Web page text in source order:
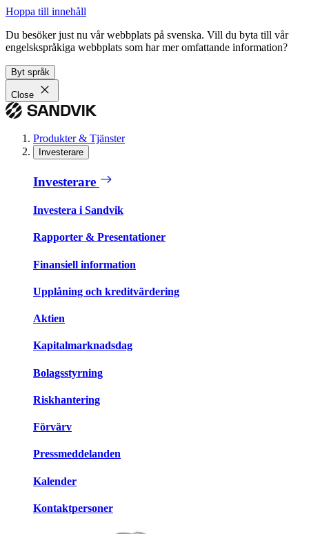
Hoppa till innehåll
Du besöker just nu vår webbplats på svenska. Vill du byta till vår
engelskspråkiga webbplats som har mer omfattande information?
Byt språk
Close
Produkter & Tjänster
Investerare
Investerare
Investera i Sandvik
Rapporter & Presentationer
Finansiell information
Upplåning och kreditvärdering
Aktien
Kapitalmarknadsdag
Bolagsstyrning
Riskhantering
Förvärv
Pressmeddelanden
Kalender
Kontaktpersoner